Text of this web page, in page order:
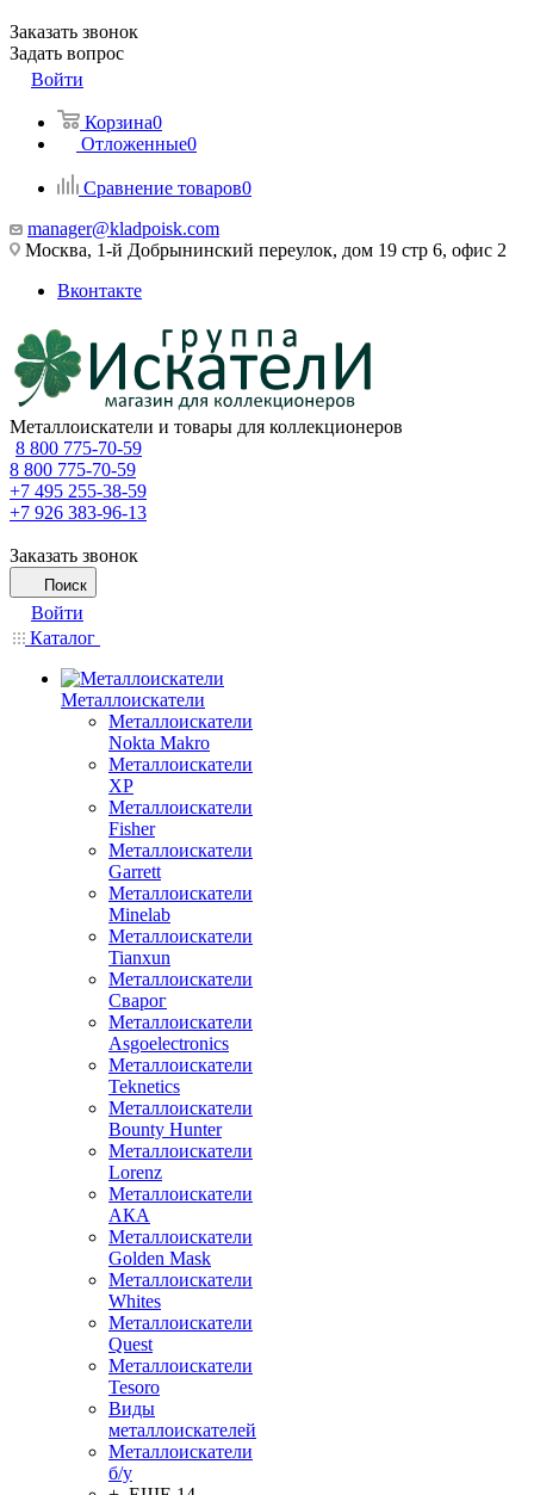
Заказать звонок
Задать вопрос
Войти
Корзина0
Отложенные0
Сравнение товаров0
manager@kladpoisk.com
Москва, 1-й Добрынинский переулок, дом 19 стр 6, офис 2
Вконтакте
Металлоискатели и товары для коллекционеров
8 800 775-70-59
8 800 775-70-59
+7 495 255-38-59
+7 926 383-96-13
Заказать звонок
Поиск
Войти
Каталог
Металлоискатели
Металлоискатели
Nokta Makro
Металлоискатели
XP
Металлоискатели
Fisher
Металлоискатели
Garrett
Металлоискатели
Minelab
Металлоискатели
Tianxun
Металлоискатели
Сварог
Металлоискатели
Asgoelectronics
Металлоискатели
Teknetics
Металлоискатели
Bounty Hunter
Металлоискатели
Lorenz
Металлоискатели
АКА
Металлоискатели
Golden Mask
Металлоискатели
Whites
Металлоискатели
Quest
Металлоискатели
Tesoro
Виды
металлоискателей
Металлоискатели
б/у